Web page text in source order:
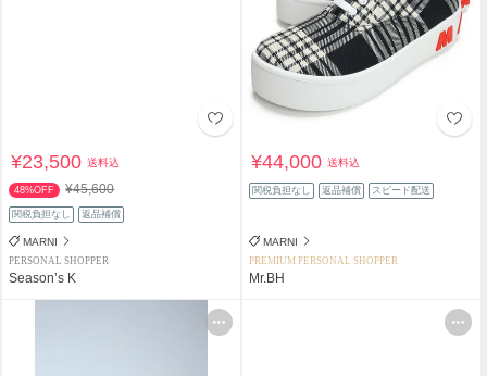
¥23,500送料込
48%OFF ¥45,600
関税負担なし 返品補償
MARNI
PERSONAL SHOPPER
Season’s K
¥44,000送料込
関税負担なし 返品補償 スピード配送
MARNI
PREMIUM PERSONAL SHOPPER
Mr.BH